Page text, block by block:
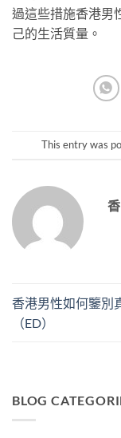
過這些措施香港男
己的生活質量。
This entry was
香港男性如何鑒別
（ED）
BLOG